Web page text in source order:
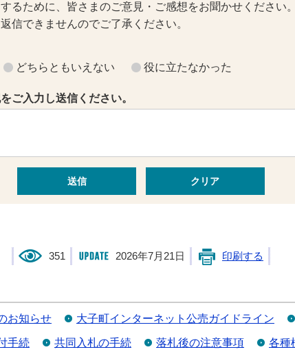
るために、皆さまのご意見・ご感想をお聞かせください
信できませんのでご了承ください。
どちらともいえない 役に立たなかった
ご入力し送信ください。
351 2026年7月21日 印刷する
お知らせ 大子町インターネット公売ガイドライン
手続 共同入札の手続 落札後の注意事項 各種